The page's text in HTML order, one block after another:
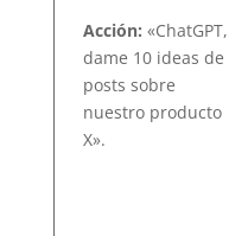
Acción: «ChatGPT,
dame 10 ideas de
posts sobre
nuestro producto
X».